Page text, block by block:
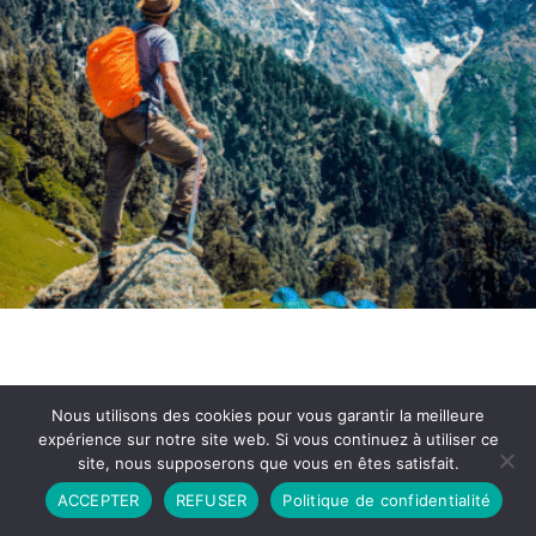
Partenariat Contact
Politique de Confidentialité
CGU
Copyright © 2026 - Propulsé par DIEUDUDIABLE
Nous utilisons des cookies pour vous garantir la meilleure
expérience sur notre site web. Si vous continuez à utiliser ce
site, nous supposerons que vous en êtes satisfait.
ACCEPTER
REFUSER Politique de confidentialité